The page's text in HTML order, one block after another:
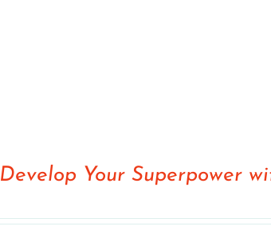
Develop Your Superpower